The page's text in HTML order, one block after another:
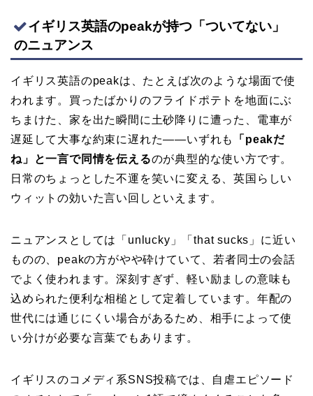
イギリス英語のpeakが持つ「ついてない」
のニュアンス
イギリス英語のpeakは、たとえば次のような場面で使
われます。買ったばかりのフライドポテトを地面にぶ
ちまけた、家を出た瞬間に土砂降りに遭った、電車が
遅延して大事な約束に遅れた——いずれも
「peakだ
ね」と一言で同情を伝えるのが典型的な使い方です。
日常のちょっとした不運を笑いに変える、英国らしい
ウィットの効いた言い回しといえます。
ニュアンスとしては「unlucky」「that sucks」に近い
ものの、peakの方がやや砕けていて、若者同士の会話
でよく使われます。深刻すぎず、軽い励ましの意味も
込められた便利な相槌として定着しています。年配の
世代には通じにくい場合があるため、相手によって使
い分けが必要な言葉でもあります。
イギリスのコメディ系SNS投稿では、自虐エピソード